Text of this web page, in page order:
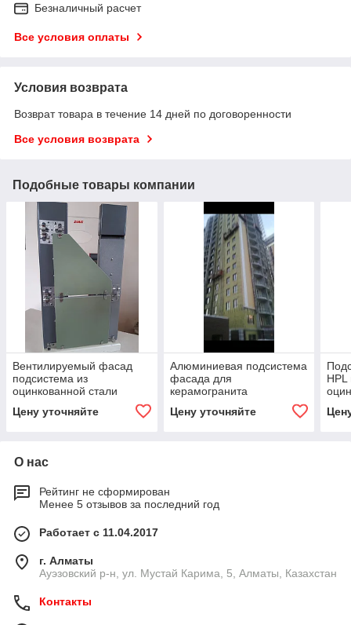
Безналичный расчет
Все условия оплаты
Условия возврата
Возврат товара в течение 14 дней по договоренности
Все условия возврата
Подобные товары компании
Вентилируемый фасад
подсистема из
оцинкованной стали
Цену уточняйте
Алюминиевая подсистема
фасада для
керамогранита
Цену уточняйте
HPL
О нас
Рейтинг не сформирован
Менее 5 отзывов за последний год
Работает с 11.04.2017
г. Алматы
​Ауэзовский р-н, ул. Мустай Карима, 5, Алматы, Казахстан
Контакты